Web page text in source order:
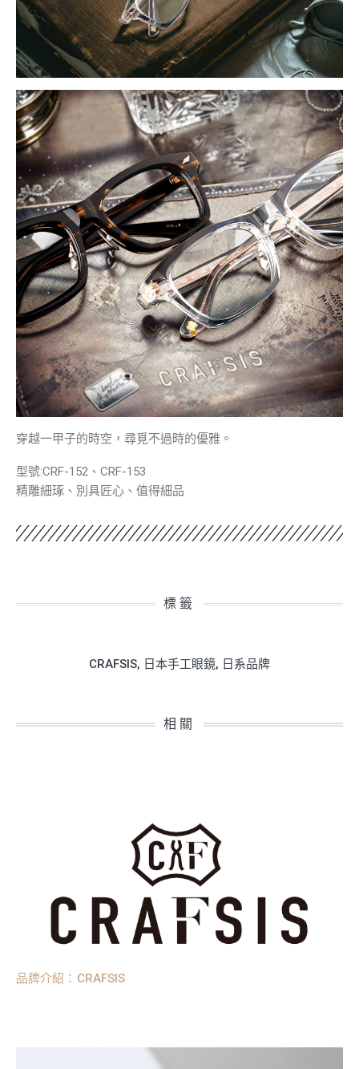
穿越一甲子的時空，尋覓不過時的優雅。
型號:CRF-152、CRF-153
精雕細琢、別具匠心、值得細品
標籤
CRAFSIS, 日本手工眼鏡, 日系品牌
相關
品牌介紹：CRAFSIS